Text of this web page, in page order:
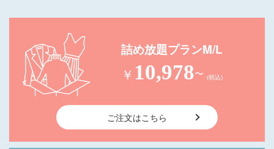
詰め放題プランM/L
￥ 10,978〜 (税込)
ご注文はこちら